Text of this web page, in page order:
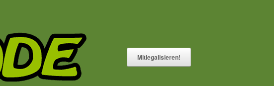
Mitlegalisieren!